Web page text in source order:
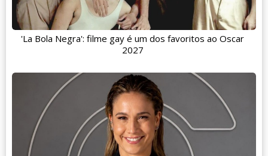
'La Bola Negra': filme gay é um dos favoritos ao Oscar
2027